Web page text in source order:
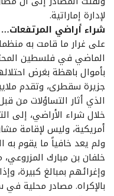
لإدارة إماراتية.
شراء أراضي
على غرار ما قامت به
الماضي في فلسطين
بأموال باهظة بغرض
جزيرة سقطرى، وتقدم
الذي أثار التساؤلات من
خلال شراء الأراضي، إلى
أمريكية، وليس لإقامة
ولم يعد خافياً ما يقوم
خلفان بن مبارك
وإغرائهم بمبالغ كبيرة،
بالإكراه. مصادر محلية